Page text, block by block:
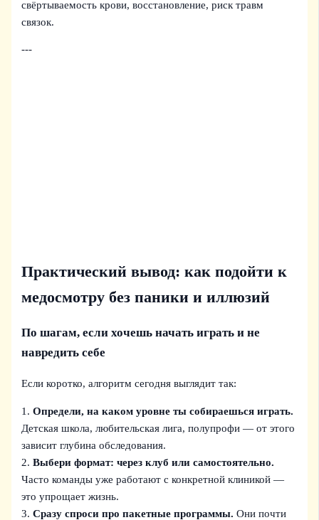
свёртываемость крови, восстановление, риск травм
связок.
---
Практический вывод: как подойти к
медосмотру без паники и иллюзий
По шагам, если хочешь начать играть и не
навредить себе
Если коротко, алгоритм сегодня выглядит так:
1.Определи, на каком уровне ты собираешься играть.
Детская школа, любительская лига, полупрофи — от этого
зависит глубина обследования.
2.Выбери формат: через клуб или самостоятельно.
Часто команды уже работают с конкретной клиникой —
это упрощает жизнь.
3.Сразу спроси про пакетные программы. Они почти